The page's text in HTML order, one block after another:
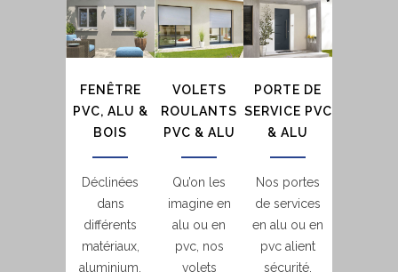
FENÊTRE
PVC, ALU &
BOIS
Déclinées
dans
différents
matériaux,
aluminium,
VOLETS
ROULANTS
PVC & ALU
Qu’on les
imagine en
alu ou en
pvc, nos
volets
PORTE DE
SERVICE PVC
& ALU
Nos portes
de services
en alu ou en
pvc alient
sécurité,